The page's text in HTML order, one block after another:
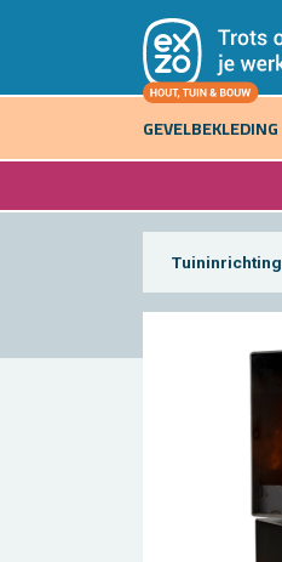
GEVELBEKLEDING
Tuininrichting